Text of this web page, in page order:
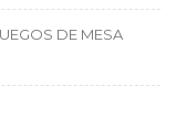
DE MESA